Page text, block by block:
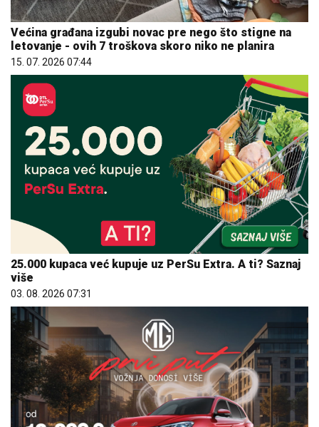
Većina građana izgubi novac pre nego što stigne na
letovanje - ovih 7 troškova skoro niko ne planira
15. 07. 2026 07:44
25.000 kupaca već kupuje uz PerSu Extra. A ti? Saznaj
više
03. 08. 2026 07:31